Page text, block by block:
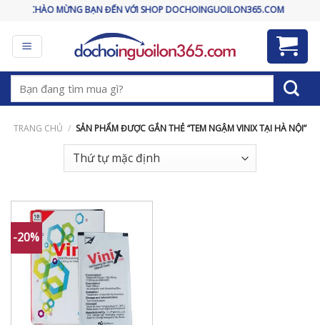
content
CHÀO MỪNG BẠN ĐẾN VỚI SHOP DOCHOINGUOILON365.COM
Tìm
kiếm:
TRANG CHỦ / SẢN PHẨM ĐƯỢC GẮN THẺ “TEM NGẬM VINIX TẠI HÀ NỘI”
-20%